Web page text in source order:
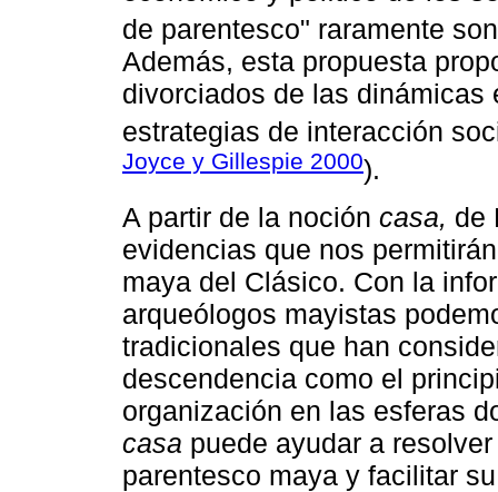
de parentesco" raramente
Además, esta propuesta
divorciados de las
estrategias de interacción
Joyce y Gillespie 2000).
A partir de la noción casa, de
evidencias que nos
maya del Clásico. Con la
arqueólogos mayistas
tradicionales que han
descendencia como el
organización en las esferas
casa puede ayudar a
parentesco maya y facilitar